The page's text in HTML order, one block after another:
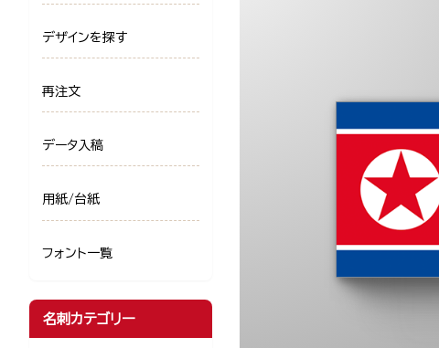
デザインを探す
再注文
データ入稿
用紙/台紙
フォント一覧
名刺カテゴリー